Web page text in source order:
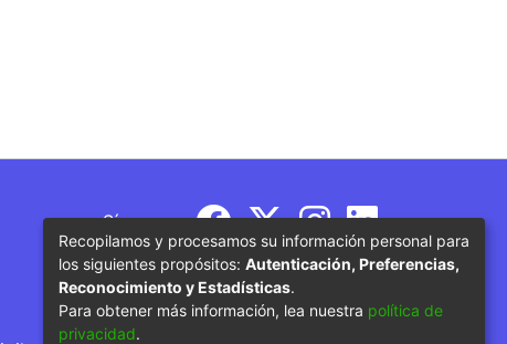
Síguenos
Recopilamos y procesamos su información personal para
los siguientes propósitos: Autenticación, Preferencias,
Reconocimiento y Estadísticas.
Para obtener más información, lea nuestra política de
privacidad.